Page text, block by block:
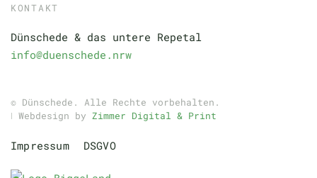
KONTAKT
Dünschede & das untere Repetal
info@duenschede.nrw
© Dünschede. Alle Rechte vorbehalten.
ǀ Webdesign by Zimmer Digital & Print
Impressum DSGVO